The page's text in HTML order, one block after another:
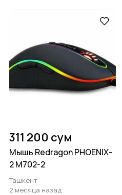
311 200 сум
Мышь Redragon PHOENIX-
2 M702-2
Ташкент
2 месяца назад